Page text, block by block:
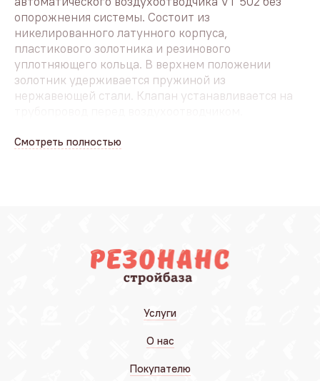
опорожнения системы. Состоит из
никелированного латунного корпуса,
пластикового золотника и резинового
уплотняющего кольца. В верхнем положении
золотник удерживается пружиной из
нержавеющей стали. Клапан устанавливается на
Смотреть полностью
Услуги
О нас
Покупателю